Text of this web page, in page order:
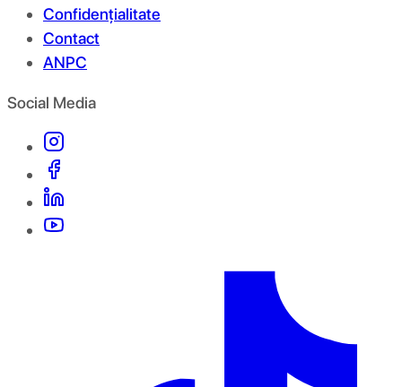
Confidențialitate
Contact
ANPC
Social Media